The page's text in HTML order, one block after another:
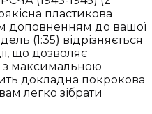
пластикова
доповненням до вашої
(1:35) відрізняється
що дозволяє
з максимальною
докладна покрокова
легко зібрати